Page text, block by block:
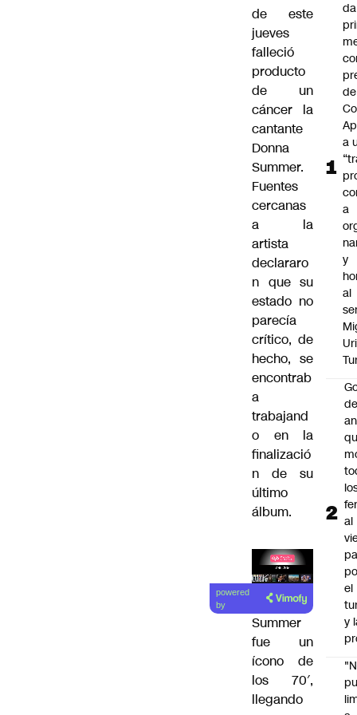
de este
jueves
falleció
producto
de un
cáncer la
cantante
Donna
Summer.
Fuentes
cercanas
a la
artista
declararo
n que su
estado no
parecía
crítico, de
hecho, se
encontrab
a
trabajand
o en la
finalizació
n de su
último
álbum.
Lea el
artículo
powered
by
Summer
fue un
ícono de
los 70′,
llegando
de
a
a
y
al
al
el
y